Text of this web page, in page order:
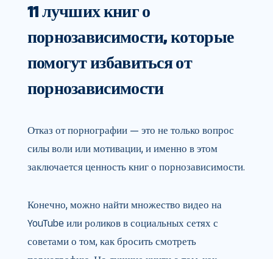
11 лучших книг о
порнозависимости, которые
помогут избавиться от
порнозависимости
Отказ от порнографии — это не только вопрос
силы воли или мотивации, и именно в этом
заключается ценность книг о порнозависимости.
Конечно, можно найти множество видео на
YouTube или роликов в социальных сетях с
советами о том, как бросить смотреть